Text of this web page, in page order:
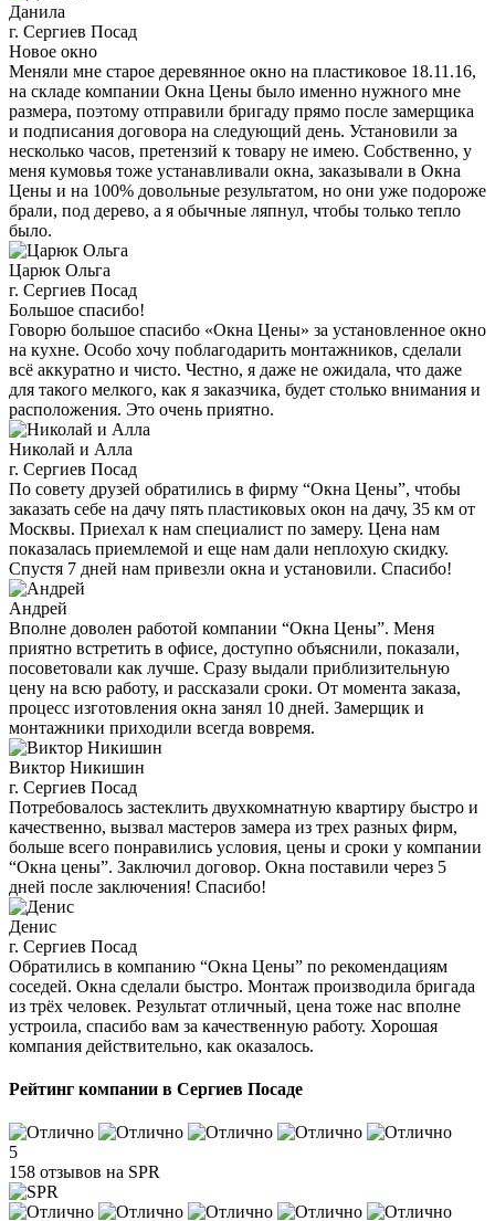
Данила
г. Сергиев Посад
Новое окно
Меняли мне старое деревянное окно на пластиковое 18.11.16,
на складе компании Окна Цены было именно нужного мне
размера, поэтому отправили бригаду прямо после замерщика
и подписания договора на следующий день. Установили за
несколько часов, претензий к товару не имею. Собственно, у
меня кумовья тоже устанавливали окна, заказывали в Окна
Цены и на 100% довольные результатом, но они уже подороже
брали, под дерево, а я обычные ляпнул, чтобы только тепло
было.
Царюк Ольга
г. Сергиев Посад
Большое спасибо!
Говорю большое спасибо «Окна Цены» за установленное окно
на кухне. Особо хочу поблагодарить монтажников, сделали
всё аккуратно и чисто. Честно, я даже не ожидала, что даже
для такого мелкого, как я заказчика, будет столько внимания и
расположения. Это очень приятно.
Николай и Алла
г. Сергиев Посад
По совету друзей обратились в фирму “Окна Цены”, чтобы
заказать себе на дачу пять пластиковых окон на дачу, 35 км от
Москвы. Приехал к нам специалист по замеру. Цена нам
показалась приемлемой и еще нам дали неплохую скидку.
Спустя 7 дней нам привезли окна и установили. Спасибо!
Андрей
Вполне доволен работой компании “Окна Цены”. Меня
приятно встретить в офисе, доступно объяснили, показали,
посоветовали как лучше. Сразу выдали приблизительную
цену на всю работу, и рассказали сроки. От момента заказа,
процесс изготовления окна занял 10 дней. Замерщик и
монтажники приходили всегда вовремя.
Виктор Никишин
г. Сергиев Посад
Потребовалось застеклить двухкомнатную квартиру быстро и
качественно, вызвал мастеров замера из трех разных фирм,
больше всего понравились условия, цены и сроки у компании
“Окна цены”. Заключил договор. Окна поставили через 5
дней после заключения! Спасибо!
Денис
г. Сергиев Посад
Обратились в компанию “Окна Цены” по рекомендациям
соседей. Окна сделали быстро. Монтаж производила бригада
из трёх человек. Результат отличный, цена тоже нас вполне
устроила, спасибо вам за качественную работу. Хорошая
компания действительно, как оказалось.
Рейтинг компании в Сергиев Посаде
5
158 отзывов на SPR